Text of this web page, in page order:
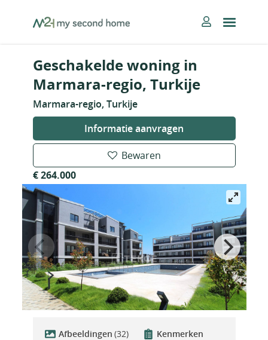
MySecondHome
Geschakelde woning in
Marmara-regio, Turkije
Marmara-regio, Turkije
Informatie aanvragen
Bewaren
€ 264.000
Afbeeldingen (32)
Kenmerken